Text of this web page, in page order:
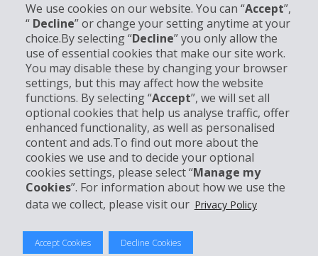
We use cookies on our website. You can “Accept”,
“ Decline” or change your setting anytime at your
choice.By selecting “Decline” you only allow the
use of essential cookies that make our site work.
You may disable these by changing your browser
settings, but this may affect how the website
functions. By selecting “Accept”, we will set all
optional cookies that help us analyse traffic, offer
enhanced functionality, as well as personalised
content and ads.To find out more about the
cookies we use and to decide your optional
cookies settings, please select “Manage my
Cookies”. For information about how we use the
data we collect, please visit our Privacy Policy
Accept Cookies Decline Cookies
Unternehmensinformation
Partner
Kundenservice
Mieten bei Hertz
© 2026 The Hertz System, Inc.